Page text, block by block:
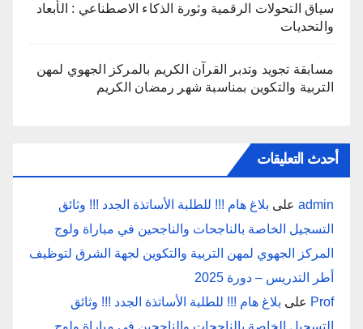
سياق التحولات الرقمية وثورة الذكاء الاصطناعي : الأبعاد
والتحديات
مسابقة تجويد وتدبر القرآن الكريم بالمركز الجهوي لمهن
التربية والتكوين بمناسبة شهر رمضان الكريم
أحدث التعليقات
admin على بلاغ هام !!! للطلبة الأساتذة الجدد !!! وثائق
التسجيل الخاصة بالناجحات والناجحين في مباراة ولوج
المركز الجهوي لمهن التربية والتكوين لجهة الشرق لتوظيف
أطر التدريس – دورة 2025
Prof على بلاغ هام !!! للطلبة الأساتذة الجدد !!! وثائق